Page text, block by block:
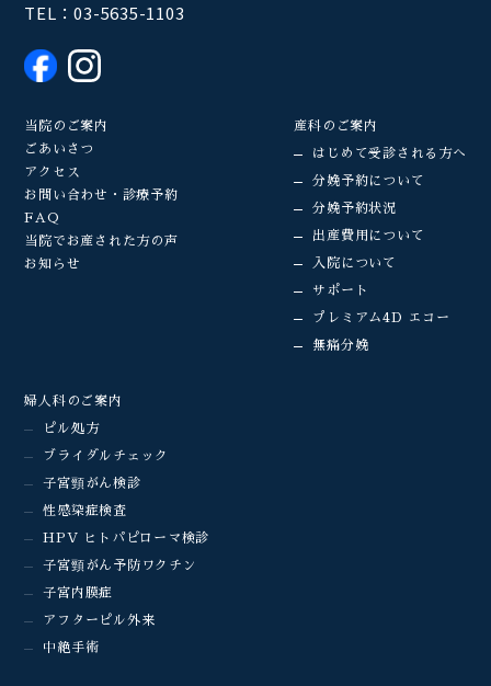
TEL：03-5635-1103
当院のご案内
ごあいさつ
アクセス
お問い合わせ・診療予約
FAQ
当院でお産された方の声
お知らせ
産科のご案内
はじめて受診される方へ
分娩予約について
分娩予約状況
出産費用について
入院について
サポート
プレミアム4D エコー
無痛分娩
婦人科のご案内
ピル処方
ブライダルチェック
子宮頸がん検診
性感染症検査
HPV ヒトパピローマ検診
子宮頸がん予防ワクチン
子宮内膜症
アフターピル外来
中絶手術